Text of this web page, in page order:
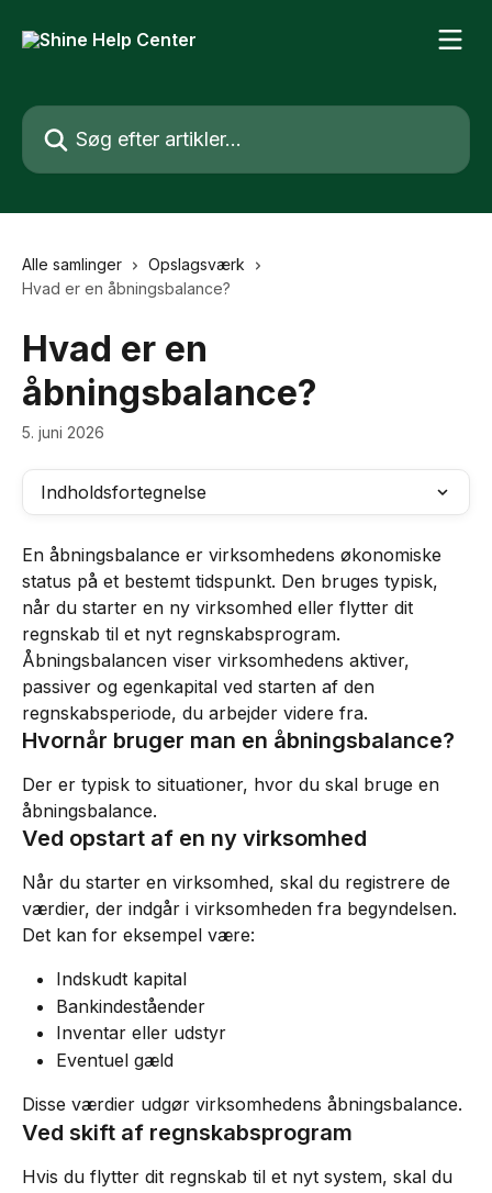
Søg efter artikler...
Alle samlinger
Opslagsværk
Hvad er en åbningsbalance?
Hvad er en
åbningsbalance?
5. juni 2026
Indholdsfortegnelse
En åbningsbalance er virksomhedens økonomiske
status på et bestemt tidspunkt. Den bruges typisk,
når du starter en ny virksomhed eller flytter dit
regnskab til et nyt regnskabsprogram.
Åbningsbalancen viser virksomhedens aktiver,
passiver og egenkapital ved starten af den
regnskabsperiode, du arbejder videre fra.
Hvornår bruger man en åbningsbalance?
Der er typisk to situationer, hvor du skal bruge en
åbningsbalance.
Ved opstart af en ny virksomhed
Når du starter en virksomhed, skal du registrere de
værdier, der indgår i virksomheden fra begyndelsen.
Det kan for eksempel være:
Indskudt kapital
Bankindeståender
Inventar eller udstyr
Eventuel gæld
Disse værdier udgør virksomhedens åbningsbalance.
Ved skift af regnskabsprogram
Hvis du flytter dit regnskab til et nyt system, skal du